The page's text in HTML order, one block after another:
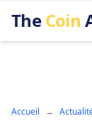
TheCoin
Accueil →